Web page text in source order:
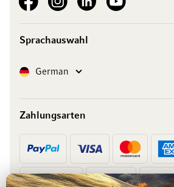
Sprachauswahl
SpracheGerman
Zahlungsarten
Vorkasse